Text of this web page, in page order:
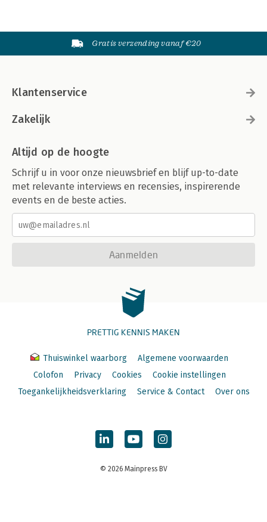
Gratis verzending vanaf €20
Klantenservice
Zakelijk
Altijd op de hoogte
Schrijf u in voor onze nieuwsbrief en blijf up-to-date
met relevante interviews en recensies, inspirerende
events en de beste acties.
Aanmelden
PRETTIG KENNIS MAKEN
Thuiswinkel waarborg
Algemene voorwaarden
Colofon
Privacy Cookies
Cookie instellingen
Toegankelijkheidsverklaring
Service & Contact Over ons
© 2026 Mainpress BV